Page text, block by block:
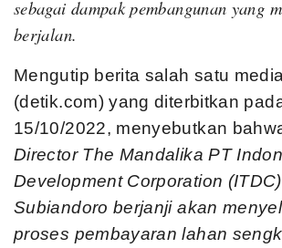
sebagai dampak pembangunan yang
berjalan.
Mengutip berita salah satu
(detik.com) yang diterbitkan
15/10/2022, menyebutkan
Director The Mandalika PT
Development Corporation
Subiandoro berjanji akan
proses pembayaran lahan